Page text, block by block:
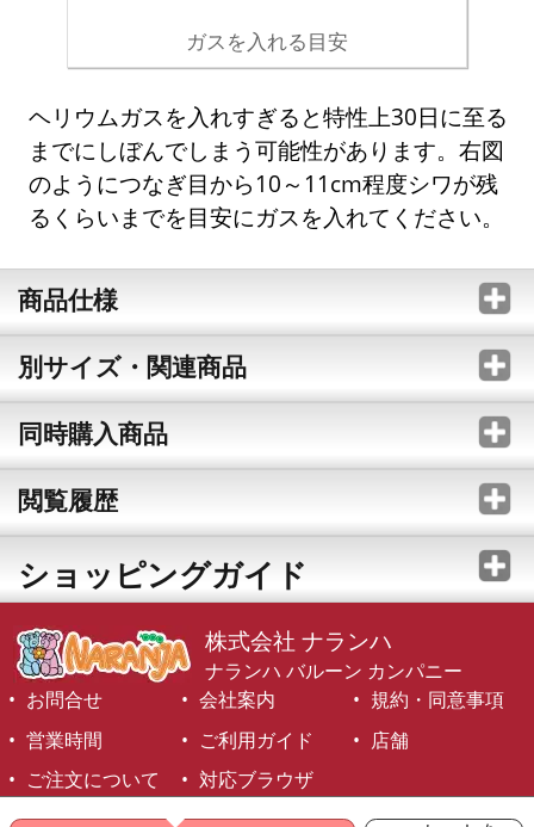
ガスを入れる目安
ヘリウムガスを入れすぎると特性上30日に至る
までにしぼんでしまう可能性があります。右図
のようにつなぎ目から10～11cm程度シワが残
るくらいまでを目安にガスを入れてください。
商品仕様
別サイズ・関連商品
同時購入商品
閲覧履歴
ショッピングガイド
株式会社 ナランハ
ナランハ バルーン カンパニー
お問合せ
会社案内
規約・同意事項
営業時間
ご利用ガイド
店舗
ご注文について
対応ブラウザ
©1999-2026 NARANJA Inc. All Rights Reserved.